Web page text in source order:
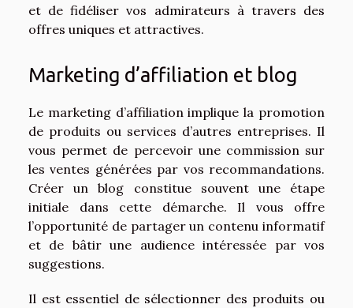
et de fidéliser vos admirateurs à travers des
offres uniques et attractives.
Marketing d’affiliation et blog
Le marketing d’affiliation implique la promotion
de produits ou services d’autres entreprises. Il
vous permet de percevoir une commission sur
les ventes générées par vos recommandations.
Créer un blog constitue souvent une étape
initiale dans cette démarche. Il vous offre
l’opportunité de partager un contenu informatif
et de bâtir une audience intéressée par vos
suggestions.
Il est essentiel de sélectionner des produits ou